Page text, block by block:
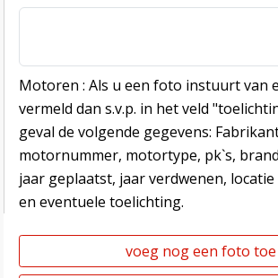
Motoren : Als u een foto instuurt van
vermeld dan s.v.p. in het veld
geval de volgende gegevens:
motornummer, motortype, pk`s,
jaar geplaatst, jaar verdwenen,
en eventuele toelichting.